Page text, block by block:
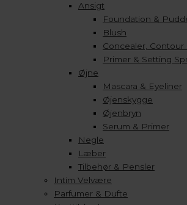
Ansigt
Foundation &
Blush
Concealer, Contour
Primer & Setting
Øjne
Mascara & Eyeliner
Øjenskygge
Øjenbryn
Serum & Primer
Negle
Læber
Tilbehør & Pensler
Intim Velvære
Parfumer & Dufte